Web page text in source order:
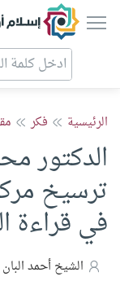
الرئيسية فكر
الدكتور
ترسيخ
في قراءة
الشيخ أحمد البان